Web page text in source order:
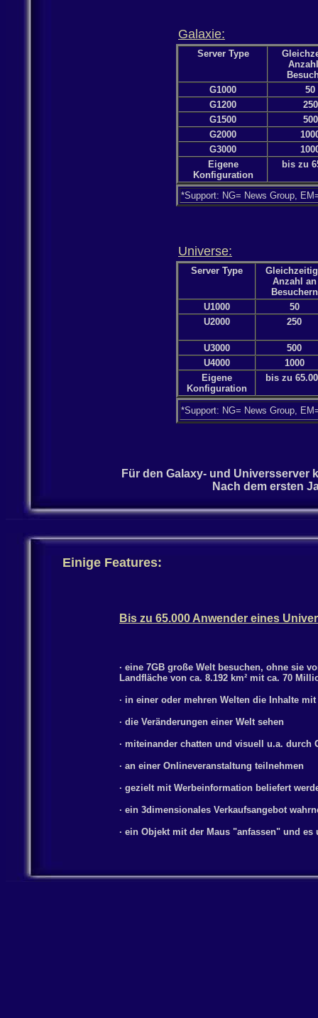
Galaxie:
Server Type
G1000
50
G1200
250
G1500
500
G2000
G3000
Eigene
Konfiguration
bis zu
*Support: NG= News Group,
Universe:
Server Type
Anzahl an
Besuchern
U1000
50
U2000
250
U3000
500
U4000
1000
Eigene
Konfiguration
bis zu
*Support: NG= News Group,
Für den Galaxy- und Universserver
Nach dem ersten
Einige Features:
Bis zu 65.000 Anwender eines
· eine 7GB große Welt besuchen, ohne sie
Landfläche von ca. 8.192 km² mit ca. 70
· in einer oder mehren Welten die Inhalte
· die Veränderungen einer Welt sehen
· miteinander chatten und visuell u.a. durch
· an einer Onlineveranstaltung teilnehmen
· gezielt mit Werbeinformation beliefert
· ein 3dimensionales Verkaufsangebot
· ein Objekt mit der Maus "anfassen" und